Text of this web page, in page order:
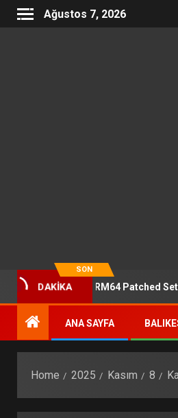
Ağustos 7, 2026
SON
DAKİKA
ARM64 Patched Setup only
ANA SAYFA
Home 2025 Kasım 8